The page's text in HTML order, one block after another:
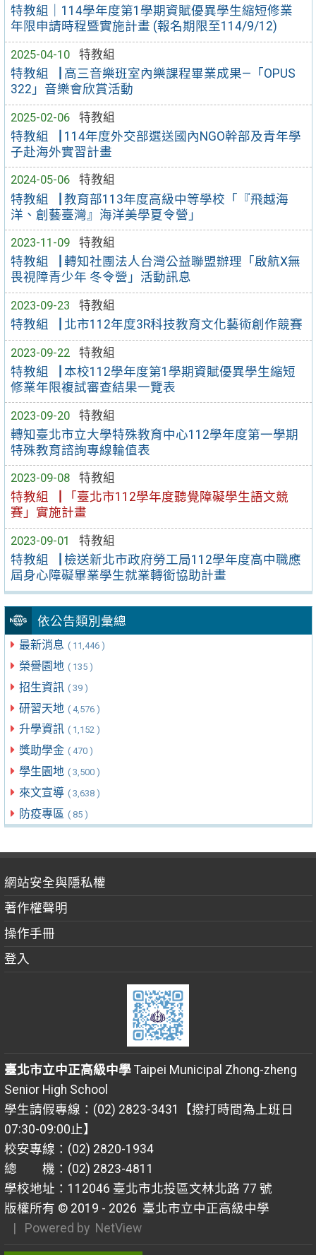
特教組｜114學年度第1學期資賦優異學生縮短修業
年限申請時程暨實施計畫 (報名期限至114/9/12)
2025-04-10
特教組
特教組▕ 高三音樂班室內樂課程畢業成果—「OPUS
322」音樂會欣賞活動
2025-02-06
特教組
特教組▕ 114年度外交部選送國內NGO幹部及青年學
子赴海外實習計畫
2024-05-06
特教組
特教組▕ 教育部113年度高級中等學校「『飛越海
洋、創藝臺灣』海洋美學夏令營」
2023-11-09
特教組
特教組▕ 轉知社團法人台灣公益聯盟辦理「啟航X無
畏視障青少年 冬令營」活動訊息
2023-09-23
特教組
特教組▕ 北市112年度3R科技教育文化藝術創作競賽
2023-09-22
特教組
特教組▕ 本校112學年度第1學期資賦優異學生縮短
修業年限複試審查結果一覽表
2023-09-20
特教組
轉知臺北市立大學特殊教育中心112學年度第一學期
特殊教育諮詢專線輪值表
2023-09-08
特教組
特教組▕ 「臺北市112學年度聽覺障礙學生語文競
賽」實施計畫
2023-09-01
特教組
特教組▕ 檢送新北市政府勞工局112學年度高中職應
屆身心障礙畢業學生就業轉銜協助計畫
依公告類別彙總
最新消息 ( 11,446 )
榮譽園地 ( 135 )
招生資訊 ( 39 )
研習天地 ( 4,576 )
升學資訊 ( 1,152 )
獎助學金 ( 470 )
學生園地 ( 3,500 )
來文宣導 ( 3,638 )
防疫專區 ( 85 )
網站安全與隱私權
著作權聲明
操作手冊
登入
臺北市立中正高級中學Taipei Municipal Zhong-zheng
Senior High School
學生請假專線：(02) 2823-3431【撥打時間為上班日
07:30-09:00止】
校安專線：(02) 2820-1934
總 機：(02) 2823-4811
學校地址：112046 臺北市北投區文林北路 77 號
版權所有 © 2019 - 2026 臺北市立中正高級中學
| Powered by NetView